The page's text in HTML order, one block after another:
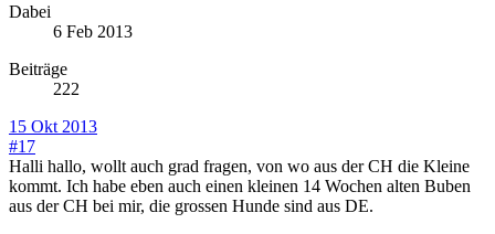
Dabei
6 Feb 2013
Beiträge
222
15 Okt 2013
#17
Halli hallo, wollt auch grad fragen, von wo aus der CH die Kleine
kommt. Ich habe eben auch einen kleinen 14 Wochen alten Buben
aus der CH bei mir, die grossen Hunde sind aus DE.